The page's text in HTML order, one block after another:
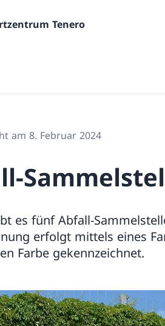
Tenero
am 8. Februar 2024
es fünf Abfall-
erfolgt mittels eines
Farbe gekennzeichnet.